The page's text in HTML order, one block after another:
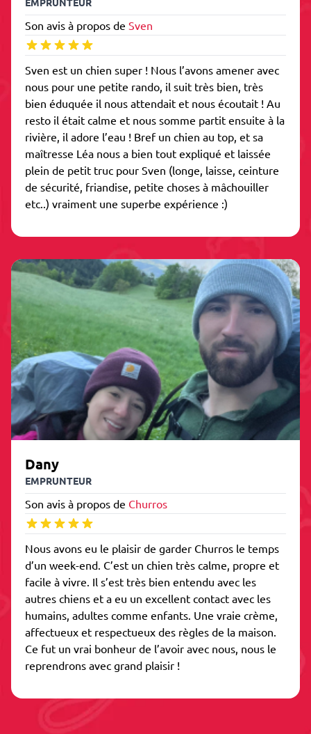
Son avis à propos de Sven
Sven est un chien super ! Nous l’avons amener avec
nous pour une petite rando, il suit très bien, très
bien éduquée il nous attendait et nous écoutait ! Au
resto il était calme et nous somme partit ensuite à la
rivière, il adore l’eau ! Bref un chien au top, et sa
maîtresse Léa nous a bien tout expliqué et laissée
plein de petit truc pour Sven (longe, laisse, ceinture
de sécurité, friandise, petite choses à mâchouiller
etc..) vraiment une superbe expérience :)
Dany
EMPRUNTEUR
Son avis à propos de Churros
Nous avons eu le plaisir de garder Churros le temps
d’un week-end. C’est un chien très calme, propre et
facile à vivre. Il s’est très bien entendu avec les
autres chiens et a eu un excellent contact avec les
humains, adultes comme enfants. Une vraie crème,
affectueux et respectueux des règles de la maison.
Ce fut un vrai bonheur de l’avoir avec nous, nous le
reprendrons avec grand plaisir !